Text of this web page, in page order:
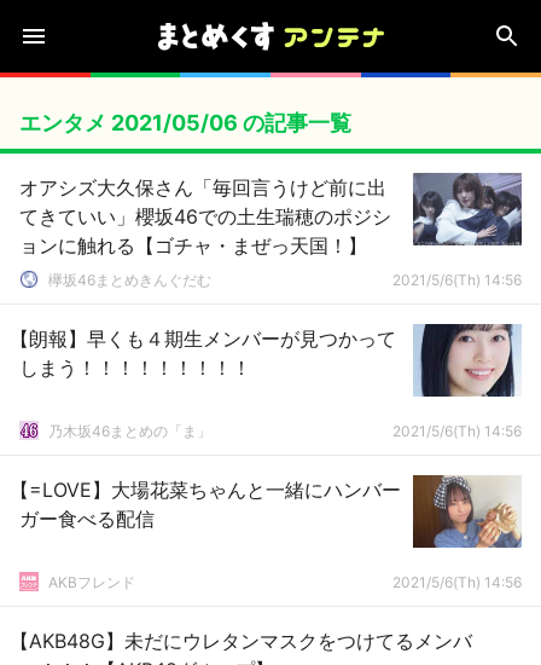
エンタメ 2021/05/06 の記事一覧
オアシズ大久保さん「毎回言うけど前に出
てきていい」櫻坂46での土生瑞穂のポジシ
ョンに触れる【ゴチャ・まぜっ天国！】
欅坂46まとめきんぐだむ 2021/5/6(Th) 14:56
【朗報】早くも４期生メンバーが見つかって
しまう！！！！！！！！！
乃木坂46まとめの「ま」 2021/5/6(Th) 14:56
【=LOVE】大場花菜ちゃんと一緒にハンバー
ガー食べる配信
AKBフレンド 2021/5/6(Th) 14:56
【AKB48G】未だにウレタンマスクをつけてるメンバ